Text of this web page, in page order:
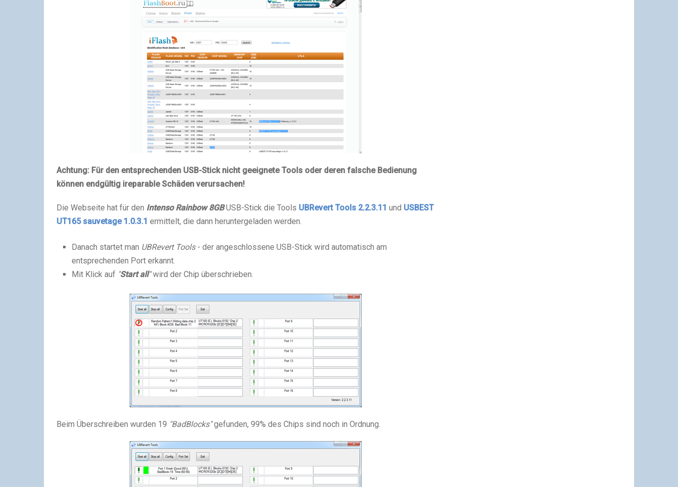
Achtung: Für den entsprechenden USB-Stick nicht geeignete Tools oder deren falsche Bedienung
können endgültig ireparable Schäden verursachen!
Die Webseite hat für den Intenso Rainbow 8GBUSB-Stick die Tools UBRevert Tools 2.2.3.11 und USBEST
UT165 sauvetage 1.0.3.1 ermittelt, die dann heruntergeladen werden.
Danach startet man UBRevert Tools- der angeschlossene USB-Stick wird automatisch am
entsprechenden Port erkannt.
Mit Klick auf "Start all"wird der Chip überschrieben.
Beim Überschreiben wurden 19 "BadBlocks"gefunden, 99% des Chips sind noch in Ordnung.